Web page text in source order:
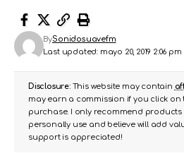
Last updated: mayo 20, 2019 2:06 pm
BySonidosuavefm
Disclosure:This website may contain
may earn a commission if you click on
purchase. I only recommend products
personally use and believe will add
support is appreciated!